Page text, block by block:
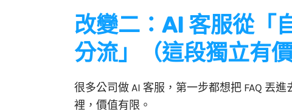
改變二：AI 客服從「
分流」（這段獨立有價
很多公司做 AI 客服，第一步都想把 FAQ 丟
裡，價值有限。